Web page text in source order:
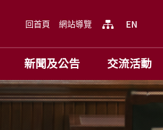
回首頁 網站導覽
新聞及公告 交流活動